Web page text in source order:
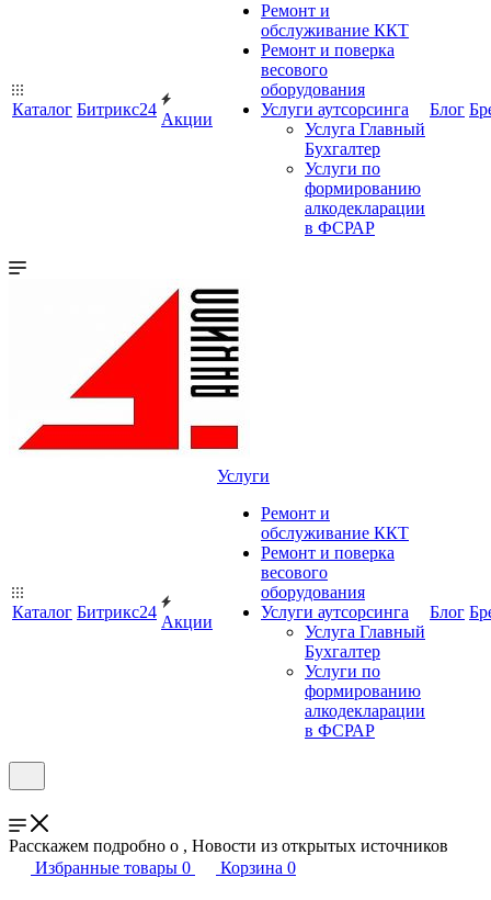
Каталог Битрикс24
Акции
Ремонт и
обслуживание ККТ
Ремонт и поверка
весового
оборудования
Услуги аутсорсинга
Услуга Главный
Бухгалтер
Услуги по
формированию
алкодекларации
в ФСРАР
Блог
Каталог Битрикс24
Акции
Услуги
Ремонт и
обслуживание ККТ
Ремонт и поверка
весового
оборудования
Услуги аутсорсинга
Услуга Главный
Бухгалтер
Услуги по
формированию
алкодекларации
в ФСРАР
Блог
Расскажем подробно о , Новости из открытых источников
Избранные товары 0 Корзина 0